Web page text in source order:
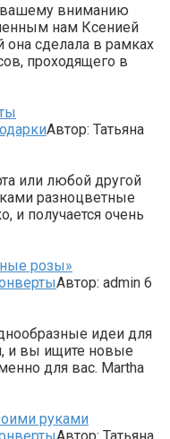
вашему вниманию
нам Ксенией
сделала в рамках
проходящего в
Автор: Татьяна
или любой другой
разноцветные
и получается очень
розы»
Автор: admin 6
идеи для
и вы ищите новые
для вас. Martha
руками